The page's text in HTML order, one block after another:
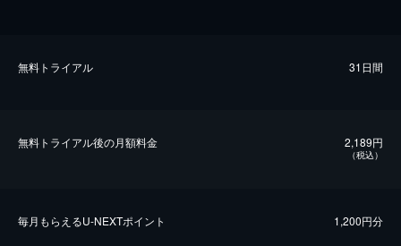
無料トライアル 31日間
無料トライアル後の⽉額料金 2,189円
（税込）
毎⽉もらえるU-NEXTポイント 1,200円分